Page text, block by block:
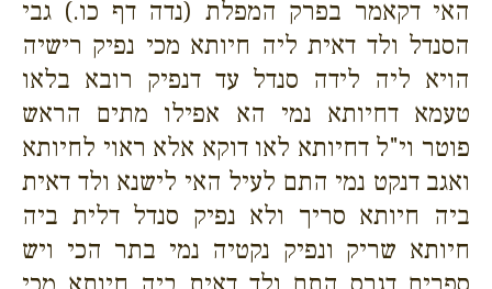
האי דקאמר בפרק המפלת (נדה דף כו.) גבי
הסנדל ולד דאית ליה חיותא מכי נפיק רישיה
הויא ליה לידה סנדל עד דנפיק רובא בלאו
טעמא דחיותא נמי הא אפילו מתים הראש
פוטר וי"ל דחיותא לאו דוקא אלא ראוי לחיותא
ואגב דנקט נמי התם לעיל האי לישנא ולד דאית
ביה חיותא סריך ולא נפיק סנדל דלית ביה
חיותא שריק ונפיק נקטיה נמי בתר הכי ויש